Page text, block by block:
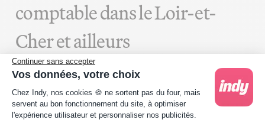
Continuer sans accepter
Vos données, votre choix
Plateforme de Gestion du Consentement :
Chez Indy, nos cookies 🍪 ne sortent pas du four, mais
servent au bon fonctionnement du site, à optimiser
l'expérience utilisateur et personnaliser nos publicités.
comptable dans le Loir-et-
Cher et ailleurs
Comment identifier un cabinet
d'expert-comptable à prix
compétitif à Romorantin-